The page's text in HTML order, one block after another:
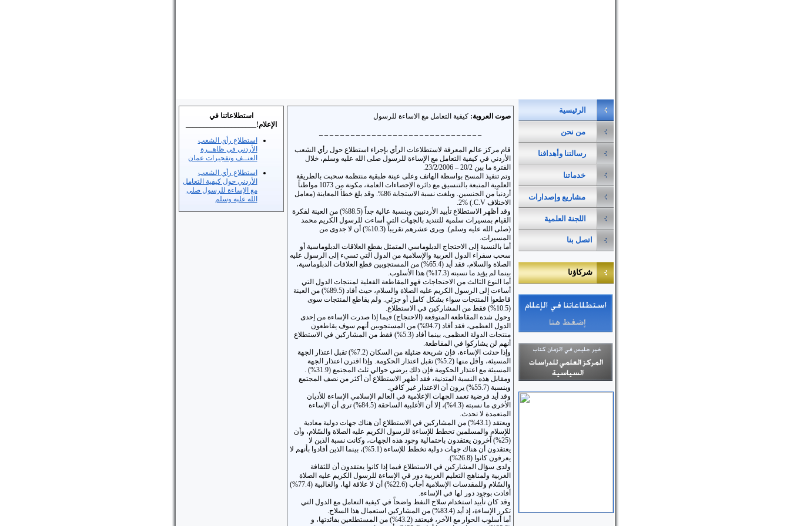
استطلاعاتنا في
الإعلام!
استطلاع رأي الشعب
الأردني في ظاهــرة
العنــف وتفجيرات عمان
استطلاع رأي الشعب
الأردني حول كيفية التعامل
مع الإساءة للرسول صلى
الله عليه وسلم
صوت العروبة:كيفية التعامل مع الاساءة للرسول
قام مركز عالم المعرفة لاستطلاعات الرأي بإجراء استطلاع حول رأي الشعب
الأردني في كيفية التعامل مع الإساءة للرسول صلى الله عليه وسلم، خلال
الفترة ما بين 20/2 – 23/2/2006.
وتم تنفيذ المسح بواسطة الهاتف وعلى عينة طبقية منتظمة سحبت بالطريقة
العلمية المتبعة بالتنسيق مع دائرة الإحصاءات العامة، مكونة من 1073 مواطناً
أردنياً من الجنسين. وبلغت نسبة الاستجابة 86%. وقد بلغ خطأ المعاينة (معامل
الاختلاف C.V.) 2%.
وقد أظهر الاستطلاع تأييد الأردنيين وبنسبة عالية جداً (88.5%) من العينة لفكرة
القيام بمسيرات سلمية للتنديد بالجهات التي أساءت للرسول الكريم محمد
(صلى الله عليه وسلم). ويرى عشرهم تقريباً (10.3%) أن لا جدوى من
المسيرات.
أما بالنسبة إلى الاحتجاج الدبلوماسي المتمثل بقطع العلاقات الدبلوماسية أو
سحب سفراء الدول العربية والإسلامية من الدول التي تسيء إلى الرسول عليه
الصلاة والسلام، فقد أيد (65.4%) من المستجوبين قطع العلاقات الدبلوماسية،
بينما لم يؤيد ما نسبته (17.3%) هذا الأسلوب.
أما النوع الثالث من الاحتجاجات فهو المقاطعة الفعلية لمنتجات الدول التي
أساءت إلى الرسول الكريم عليه الصلاة والسلام، حيث أفاد (89.5%) من العينة
قاطعوا المنتجات سواء بشكل كامل أو جزئي. ولم يقاطع المنتجات سوى
(10.5%) فقط من المشاركين في الاستطلاع.
وحول شدة المقاطعة المتوقعة (الاحتجاج) فيما إذا صدرت الإساءة من إحدى
الدول العظمى، فقد أفاد (94.7%) من المستجوبين أنهم سوف يقاطعون
منتجات الدولة العظمى، بينما أفاد (5.3%) فقط من المشاركين في الاستطلاع
أنهم لن يشاركوا في المقاطعة.
وإذا حدثت الإساءة، فإن شريحة ضئيلة من السكان (7.2%) تقبل اعتذار الجهة
المسيئة، وأقل منها (5.2%) تقبل اعتذار الحكومة. وإذا اقترن اعتذار الجهة
المسيئة مع اعتذار الحكومة فإن ذلك يرضي حوالي ثلث المجتمع (31.9%) .
ومقابل هذه النسبة المتدنية، فقد أظهر الاستطلاع أن أكثر من نصف المجتمع
وبنسبة (55.7%) يرون أن الاعتذار غير كافي.
وقد أيد فرضية تعمد الجهات الإعلامية في العالم الإسلامي الإساءة للأديان
الأخرى ما نسبته (4.3%)، إلا أن الأغلبية الساحقة (84.5%) ترى أن الإساءة
المتعمدة لا تحدث.
ويعتقد (43.1%) من المشاركين في الاستطلاع أن هناك جهات دولية معادية
للإسلام والمسلمين تخطط للإساءة للرسول الكريم عليه الصلاة والسّلام، وأن
(25%) آخرون يعتقدون باحتمالية وجود هذه الجهات، وكانت نسبة الذين لا
يعتقدون أن هناك جهات دولية تخطط للإساءة (5.1%)، بينما الذين أفادوا بأنهم لا
يعرفون كانوا (26.8%).
ولدى سؤال المشاركين في الاستطلاع فيما إذا كانوا يعتقدون أن للثقافة
الغربية ولمناهج التعليم الغربية دور في الإساءة للرسول الكريم عليه الصلاة
والسّلام وللمقدسات الإسلامية أجاب (22.6%) أن لا علاقة لها، والغالبية (77.4%)
أفادت بوجود دور لها في الإساءة.
وقد كان تأييد استخدام سلاح النفط واضحاً في كيفية التعامل مع الدول التي
تكرر الإساءة، إذ أيد (83.4%) من المشاركين استعمال هذا السلاح.
أما أسلوب الحوار مع الآخر، فيعتقد (43.2%) من المستطلعين بفائدتها، و
الرئيسية
من نحن
رسالتنا وأهدافنا
خدماتنا
مشاريع وإصدارات
اللجنة العلمية
اتصل بنا
شركاؤنا